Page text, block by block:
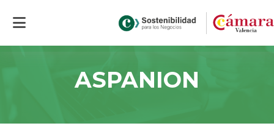
ASPANION